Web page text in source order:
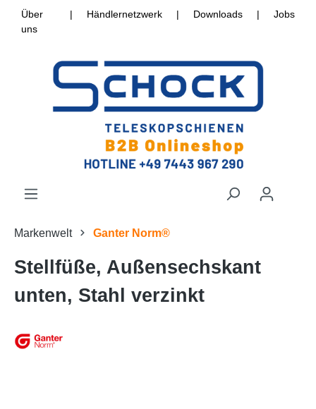
Über
uns
| Händlernetzwerk | Downloads | Jobs
Markenwelt Ganter Norm®
Stellfüße, Außensechskant
unten, Stahl verzinkt